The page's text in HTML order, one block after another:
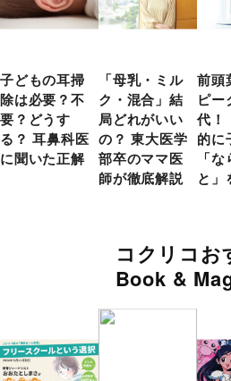
子どもの耳掃
除は必要？不
要？どうす
る？ 耳鼻科医
に聞いた正解
「母乳・ミル
ク・混合」結
局どれがいい
の？ 東大医学
部卒のママ医
師が徹底解説
前頭
ピー
代
的に
「
と」
コクリコお
Book &